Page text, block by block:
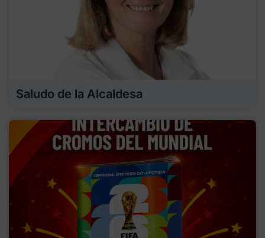
Saludo de la Alcaldesa